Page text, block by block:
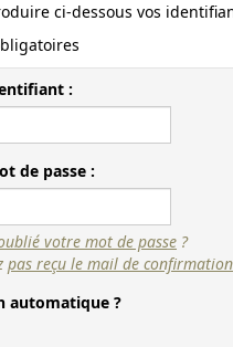
ci-dessous vos
:
de passe :
votre mot de passe ?
pas reçu le mail de confirmation
automatique ?